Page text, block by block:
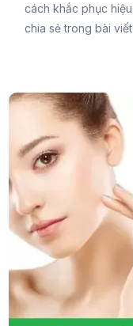
cách khắc phục
chia sẻ trong bài